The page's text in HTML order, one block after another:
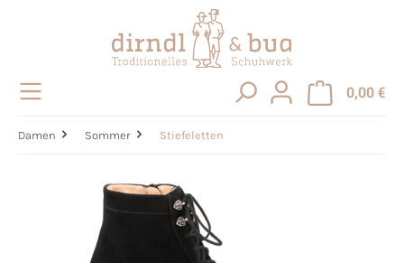
0,00 €
Damen Sommer Stiefeletten
Bildergalerie überspringen